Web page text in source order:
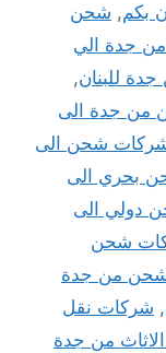
بكم, شحن
جدة الي
للبنان,
من جدة الى
شحن الى
بحري الى
دولي الى
شحن
من جدة
, شركات نقل
من جدة